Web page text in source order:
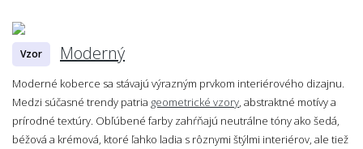
Vzor Moderný
Moderné koberce sa stávajú výrazným prvkom interiérového dizajnu.
Medzi súčasné trendy patria geometrické vzory , abstraktné motívy a
prírodné textúry. Obľúbené farby zahŕňajú neutrálne tóny ako šedá,
béžová a krémová, ktoré ľahko ladia s rôznymi štýlmi interiérov, ale tiež